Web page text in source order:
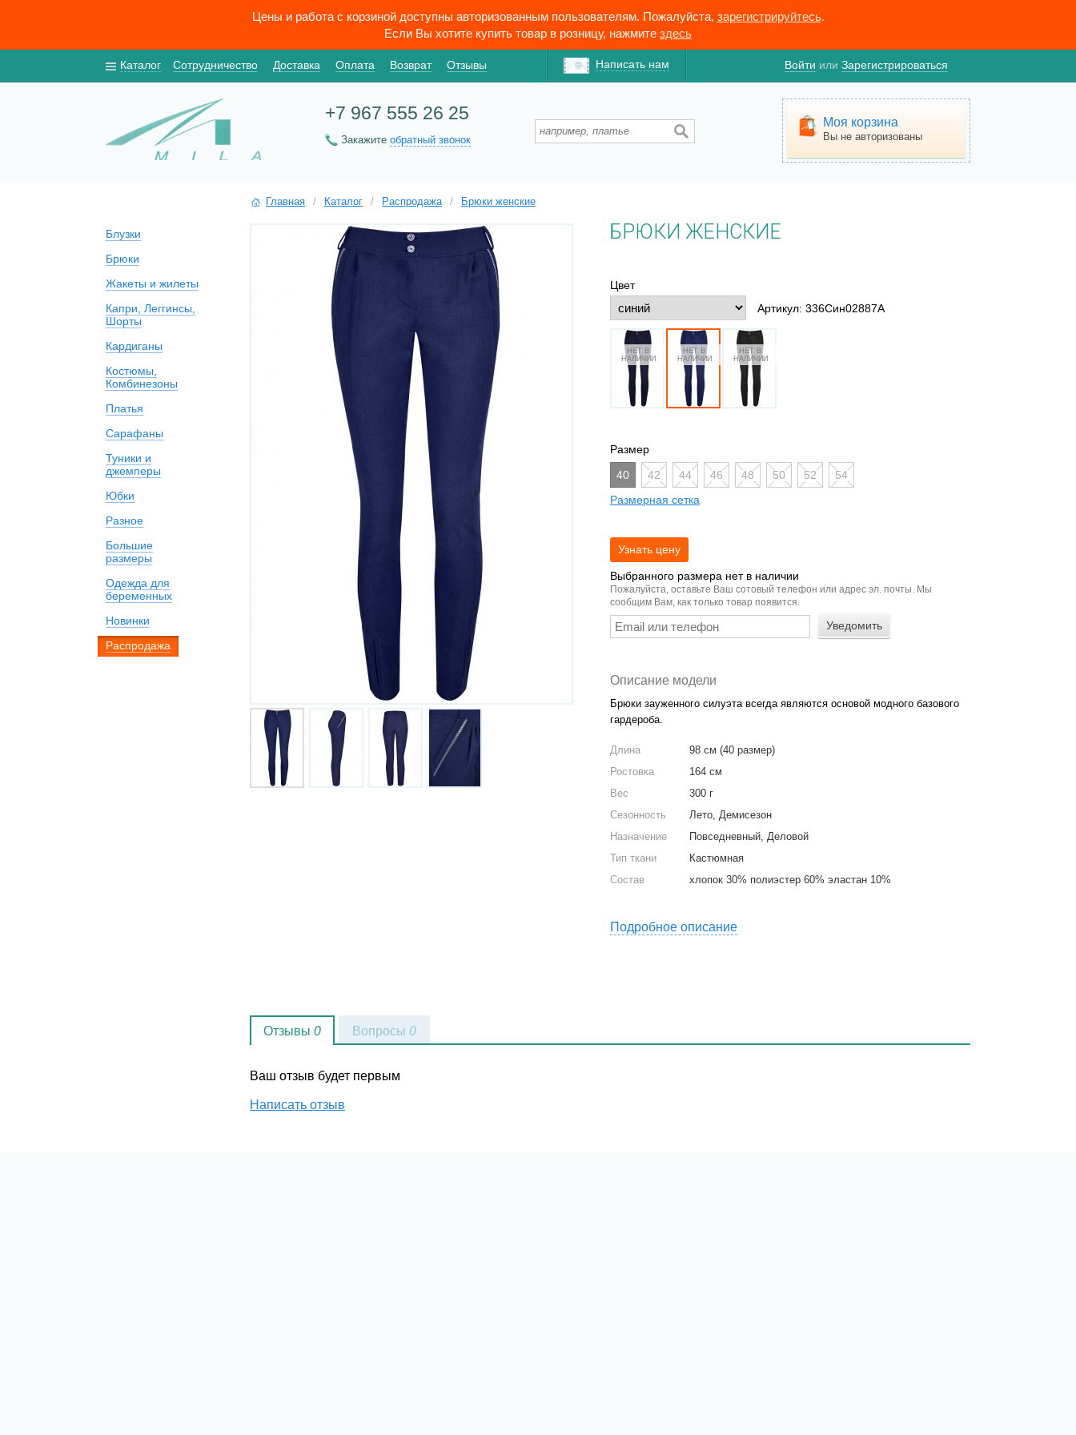
Цены и работа с корзиной доступны авторизованным пользователям. Пожалуйста, зарегистрируйтесь.
Если Вы хотите купить товар в розницу, нажмите здесь
Каталог Сотрудничество Доставка Оплата Возврат Отзывы Написать нам Войти или Зарегистрироваться
+7 967 555 26 25
Закажите обратный звонок
Моя корзина
Вы не авторизованы
Блузки
Брюки
Жакеты и жилеты
Капри, Леггинсы,
Шорты
Кардиганы
Костюмы,
Комбинезоны
Платья
Сарафаны
Туники и
джемперы
Юбки
Разное
Большие
размеры
Одежда для
беременных
Новинки
Распродажа
Главная / Каталог / Распродажа / Брюки женские
БРЮКИ ЖЕНСКИЕ
Цвет
Артикул: 336Син02887А
Размер
40
42 44 46 48 50 52
54
Размерная сетка
Выбранного размера нет в наличии
Пожалуйста, оставьте Ваш сотовый телефон или адрес эл. почты. Мы
сообщим Вам, как только товар появится.
Описание модели
Брюки зауженного силуэта всегда являются основой модного базового
гардероба.
Длина
98 см (40 размер)
Ростовка
164 см
Вес
300 г
Cезонность
Лето, Демисезон
Назначение
Повседневный, Деловой
Тип ткани
Кастюмная
Состав
хлопок 30% полиэстер 60% эластан 10%
Подробное описание
Отзывы 0
Ваш отзыв будет первым
Написать отзыв
Вопросы 0